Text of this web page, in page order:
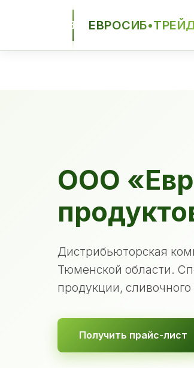
ЕСТ
ООО
Дистрибьюторская
Тюменской области.
продукции,
Получить прайс-лист